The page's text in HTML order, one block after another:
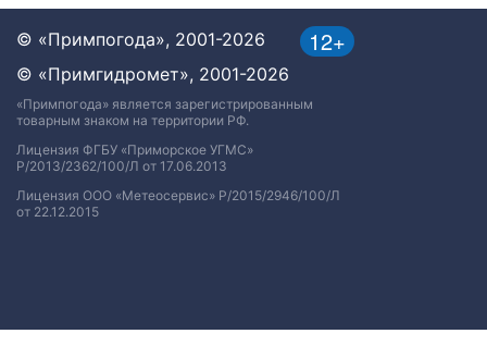
12+
© «Примпогода», 2001-2026
© «Примгидромет», 2001-2026
«Примпогода» является зарегистрированным
товарным знаком на территории РФ.
Лицензия ФГБУ «Приморское УГМС»
Р/2013/2362/100/Л от 17.06.2013
Лицензия ООО «Метеосервис» Р/2015/2946/100/Л
от 22.12.2015